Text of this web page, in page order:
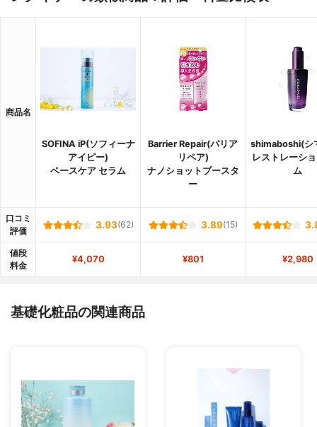
商品名
SOFINA iP(ソフィーナ
アイピー)
ベースケア セラム
Barrier Repair(バリア
リペア)
ナノショットブースタ
ー
shimaboshi(シ
レストレーシ
ム
口コミ
評価
3.93(62) 3.89(15)
値段
料金
¥4,070 ¥801 ¥2,980
基礎化粧品の関連商品